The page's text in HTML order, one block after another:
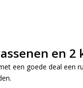
en 2
een goede deal een